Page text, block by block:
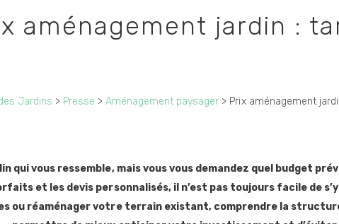
RÉALISATIONS
CONSEILS
aménagement jardin :
Jardins > Presse > Aménagement paysager > Prix aménagement
qui vous ressemble, mais vous vous demandez quel budget
et les devis personnalisés, il n’est pas toujours facile de
ou réaménager votre terrain existant, comprendre la